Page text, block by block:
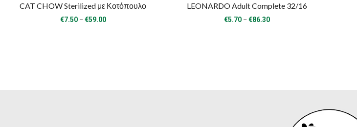
CAT CHOW Sterilized με Κοτόπουλο
€7.50 –€59.00Price
LEONARDO Adult Complete 32/16
€5.70 – €86.30Price